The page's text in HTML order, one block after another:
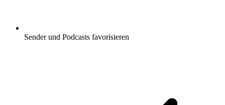
Sender und Podcasts favorisieren